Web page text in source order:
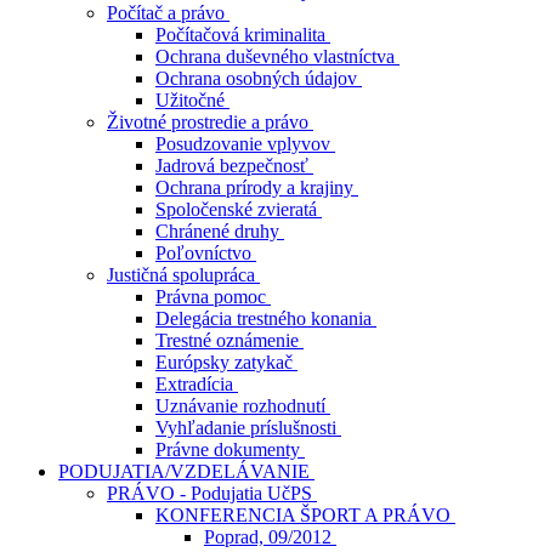
Počítač a právo
Počítačová kriminalita
Ochrana duševného vlastníctva
Ochrana osobných údajov
Užitočné
Životné prostredie a právo
Posudzovanie vplyvov
Jadrová bezpečnosť
Ochrana prírody a krajiny
Spoločenské zvieratá
Chránené druhy
Poľovníctvo
Justičná spolupráca
Právna pomoc
Delegácia trestného konania
Trestné oznámenie
Európsky zatykač
Extradícia
Uznávanie rozhodnutí
Vyhľadanie príslušnosti
Právne dokumenty
PODUJATIA/VZDELÁVANIE
PRÁVO - Podujatia UčPS
KONFERENCIA ŠPORT A PRÁVO
Poprad, 09/2012